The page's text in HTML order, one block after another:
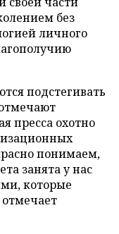
без
личного
подстегивать
пресса охотно
понимаем,
занята у нас
которые
отмечает